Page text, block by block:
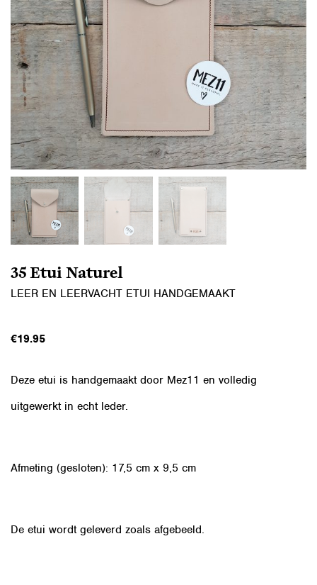
35 Etui Naturel
LEER EN LEERVACHT ETUI HANDGEMAAKT
€19.95
Deze etui is handgemaakt door Mez11 en volledig
uitgewerkt in echt leder.
Afmeting (gesloten): 17,5 cm x 9,5 cm
De etui wordt geleverd zoals afgebeeld.